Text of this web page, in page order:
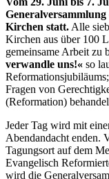
Kirchen statt.Alle
Kirchen aus über 100
gemeinsame Arbeit zu
verwandle uns!« so
Fragen von
(Reformation)
Jeder Tag wird mit
Abendandacht enden.
Tagungsort auf dem
Evangelisch
wird die